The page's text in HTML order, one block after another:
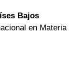
Bajos
en Materia